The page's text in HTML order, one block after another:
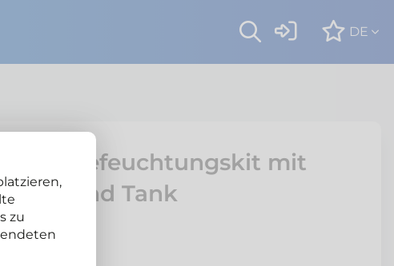
DE
Vorbefeuchtungskit mit
und Tank
zu